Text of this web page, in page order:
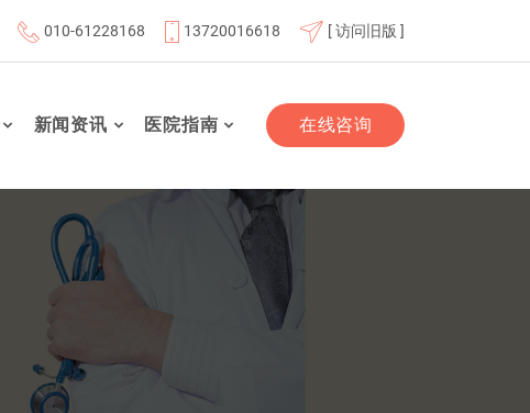
北京航天总医院联体成员单位 北京市老年友善医疗机构
010-61228168 13720016618 [ 访问旧版 ]
新闻资讯 医院指南 在线咨询